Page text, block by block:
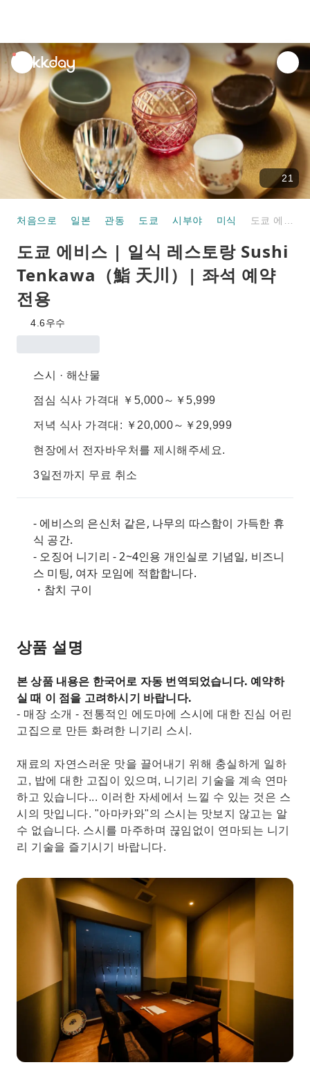
unread
notifications
21
처음으로 일본 관동 도쿄 시부야 미식
도쿄 에비스 | 일식 레스토랑 Sushi
Tenkawa（鮨 天川）| 좌석 예약
전용
4.6우수
스시 · 해산물
점심 식사 가격대 ￥5,000～￥5,999
저녁 식사 가격대: ￥20,000～￥29,999
현장에서 전자바우처를 제시해주세요.
3일전까지 무료 취소
- 에비스의 은신처 같은, 나무의 따스함이 가득한 휴
식 공간.
- 오징어 니기리 - 2~4인용 개인실로 기념일, 비즈니
스 미팅, 여자 모임에 적합합니다.
・참치 구이
상품 설명
본 상품 내용은 한국어로 자동 번역되었습니다. 예약하
실 때 이 점을 고려하시기 바랍니다.
- 매장 소개 - 전통적인 에도마에 스시에 대한 진심 어린
고집으로 만든 화려한 니기리 스시.
재료의 자연스러운 맛을 끌어내기 위해 충실하게 일하
고, 밥에 대한 고집이 있으며, 니기리 기술을 계속 연마
하고 있습니다... 이러한 자세에서 느낄 수 있는 것은 스
시의 맛입니다. "아마카와"의 스시는 맛보지 않고는 알
수 없습니다. 스시를 마주하며 끊임없이 연마되는 니기
리 기술을 즐기시기 바랍니다.